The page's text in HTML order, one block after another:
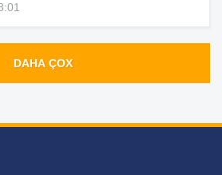
DAHA ÇOX